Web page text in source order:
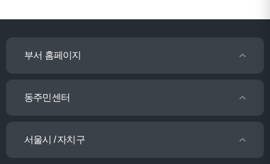
부서 홈페이지
동주민센터
서울시 / 자치구